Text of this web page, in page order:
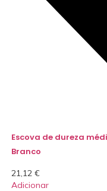
Escova de dureza
Branco
21,12 €
Adicionar